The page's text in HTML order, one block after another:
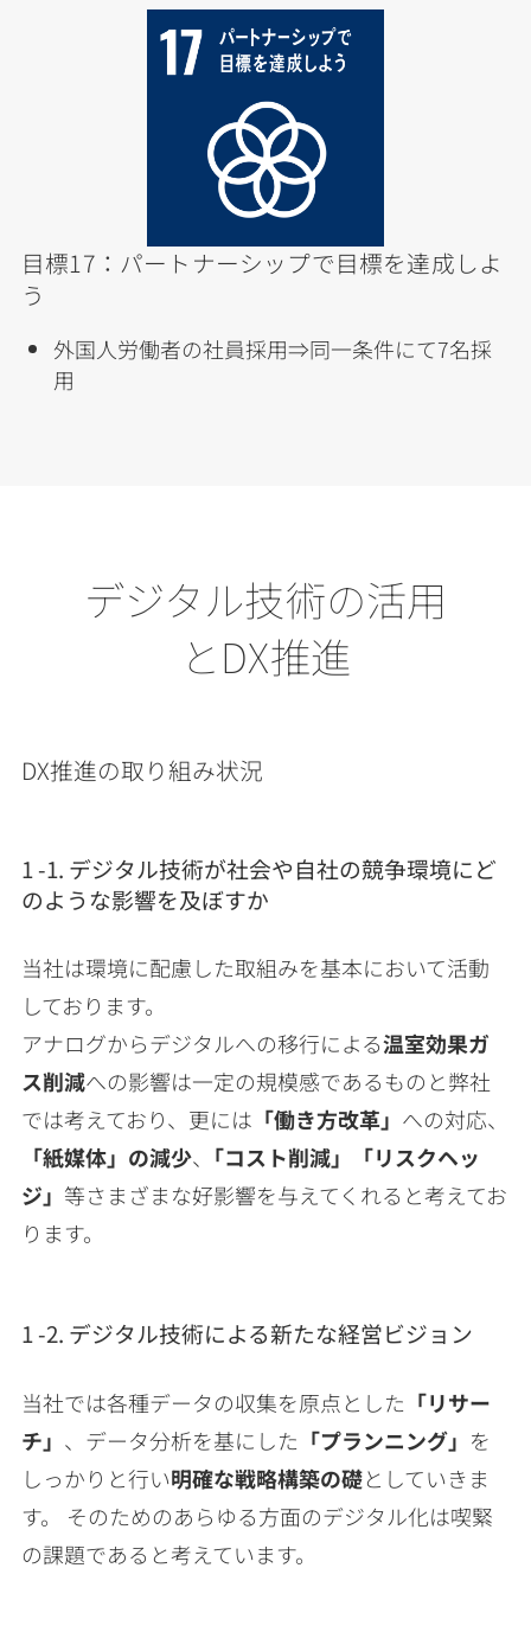
目標17：パートナーシップで目標を達成しよ
う
外国人労働者の社員採用⇒同一条件にて7名採
用
デジタル技術の活用
とDX推進
DX推進の取り組み状況
1 -1. デジタル技術が社会や自社の競争環境にど
のような影響を及ぼすか
当社は環境に配慮した取組みを基本において活動
しております。
アナログからデジタルへの移行による温室効果ガ
ス削減への影響は一定の規模感であるものと弊社
では考えており、更には 「働き方改革」 への対応、
「紙媒体」の減少、 ｢コスト削減」「リスクヘッ
ジ」 等さまざまな好影響を与えてくれると考えてお
ります。
1 -2. デジタル技術による新たな経営ビジョン
当社では各種データの収集を原点とした 「リサー
チ」 、データ分析を基にした 「プランニング」 を
しっかりと行い明確な戦略構築の礎としていきま
す。 そのためのあらゆる方面のデジタル化は喫緊
の課題であると考えています。